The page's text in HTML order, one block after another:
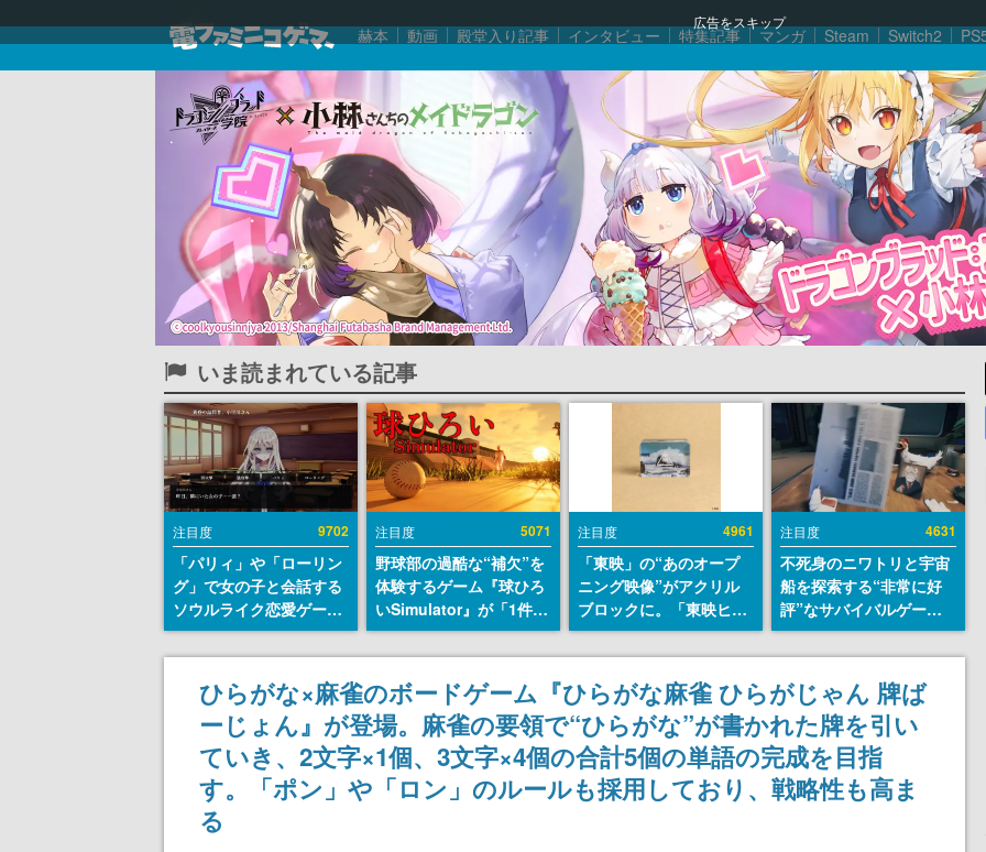
広告をスキップ
赫本 動画 殿堂入り記事 インタビュー 特集記事 マンガ Steam Switch2
いま読まれている記事
注目度 9702
「パリィ」や「ローリン
グ」で女の子と会話する
ソウルライク恋愛ゲーム
『小早川さんはソウルラ
イク』無料公開。返事に
失敗すると「YOU
DIED」
注目度 5071
野球部の過酷な“補欠”を
体験するゲーム『球ひろ
いSimulator』が「1件」
のウィッシュリストをも
とにチェコ語に対応し
SNSで話題に。『キング
ダム・カム』開発元やチ
ェコのプロ野球選手から
称賛の声
注目度 4961
「東映」の“あのオープ
ニング映像”がアクリル
ブロックに。「東映ヒス
トリカル グッズコレクシ
ョン」が8月下旬より発
注目度 4631
不死身のニワトリと宇宙
船を探索する“非常に好
評”なサバイバルゲーム
『Breathedge』が無料
で配布中。入手できる期
間は8月10日まで
ひらがな×麻雀のボードゲーム『ひらがな麻雀 ひらがじゃん 牌ば
ーじょん』が登場。麻雀の要領で“ひらがな”が書かれた牌を引い
ていき、2文字×1個、3文字×4個の合計5個の単語の完成を目指
す。「ポン」や「ロン」のルールも採用しており、戦略性も高ま
る